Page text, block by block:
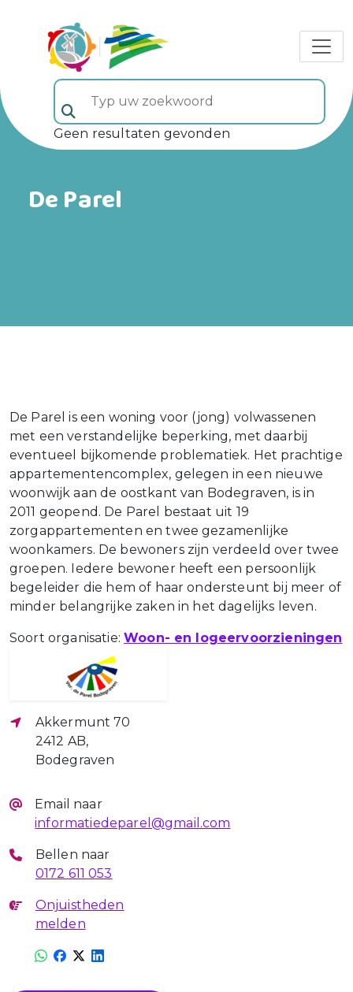
Typ uw zoekwoord (veld 5)
Geen resultaten gevonden
De Parel
De Parel is een woning voor (jong) volwassenen
met een verstandelijke beperking, met daarbij
eventueel bijkomende problematiek. Het prachtige
appartementencomplex, gelegen in een nieuwe
woonwijk aan de oostkant van Bodegraven, is in
2011 geopend. De Parel bestaat uit 19
zorgappartementen en twee gezamenlijke
woonkamers. De bewoners zijn verdeeld over twee
groepen. Iedere bewoner heeft een persoonlijk
begeleider die hem of haar ondersteunt bij meer of
minder belangrijke zaken in het dagelijks leven.
Soort organisatie:Woon- en logeervoorzieningen
Akkermunt 70
2412 AB,
Bodegraven
Email naar
informatiedeparel@gmail.com
Bellen naar
0172 611 053
Onjuistheden
melden